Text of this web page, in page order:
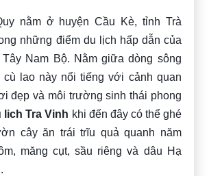
nằm ở huyện Cầu Kè, tỉnh Trà
những điểm du lịch hấp dẫn của
Nam Bộ. Nằm giữa dòng sông
cù lao này nổi tiếng với cảnh quan
đẹp và môi trường sinh thái phong
lich Tra Vinh khi đến đây có thể ghé
cây ăn trái trĩu quả quanh năm
măng cụt, sầu riêng và dâu Hạ